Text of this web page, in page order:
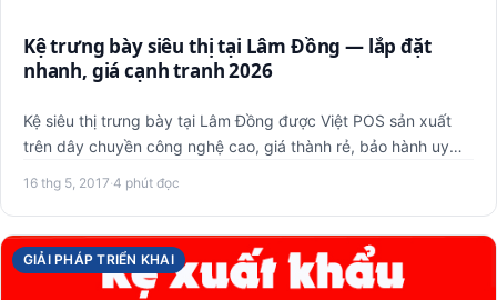
Kệ trưng bày siêu thị tại Lâm Đồng — lắp đặt
nhanh, giá cạnh tranh 2026
Kệ siêu thị trưng bày tại Lâm Đồng được Việt POS sản xuất
trên dây chuyền công nghệ cao, giá thành rẻ, bảo hành uy
16 thg 5, 2017·4 phút đọc
GIẢI PHÁP TRIỂN KHAI